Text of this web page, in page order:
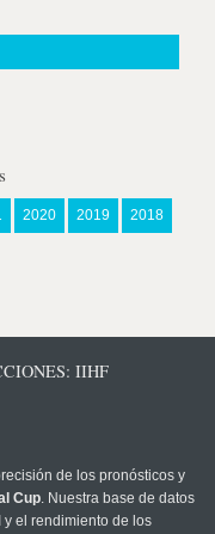
2020 2019 2018
IIHF
de los pronósticos y
Cup. Nuestra base de datos
el rendimiento de los